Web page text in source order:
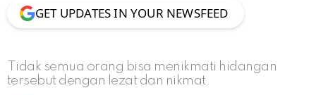
GET UPDATES IN YOUR NEWSFEED
Tidak semua orang bisa menikmati hidangan
tersebut dengan lezat dan nikmat.